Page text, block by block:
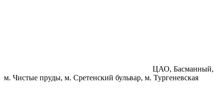
ЦАО, Басманный,
м. Чистые пруды, м. Сретенский бульвар, м. Тургеневская